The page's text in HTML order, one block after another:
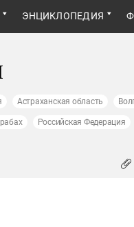
ЭНЦИКЛОПЕДИЯ
Астраханская область
Российская Федерация